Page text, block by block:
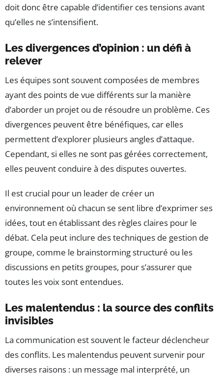
doit donc être capable d’identifier ces tensions avant
qu’elles ne s’intensifient.
Les divergences d’opinion : un défi à
relever
Les équipes sont souvent composées de membres
ayant des points de vue différents sur la manière
d’aborder un projet ou de résoudre un problème. Ces
divergences peuvent être bénéfiques, car elles
permettent d’explorer plusieurs angles d’attaque.
Cependant, si elles ne sont pas gérées correctement,
elles peuvent conduire à des disputes ouvertes.
Il est crucial pour un leader de créer un
environnement où chacun se sent libre d’exprimer ses
idées, tout en établissant des règles claires pour le
débat. Cela peut inclure des techniques de gestion de
groupe, comme le brainstorming structuré ou les
discussions en petits groupes, pour s’assurer que
toutes les voix sont entendues.
Les malentendus : la source des conflits
invisibles
La communication est souvent le facteur déclencheur
des conflits. Les malentendus peuvent survenir pour
diverses raisons : un message mal interprété, un